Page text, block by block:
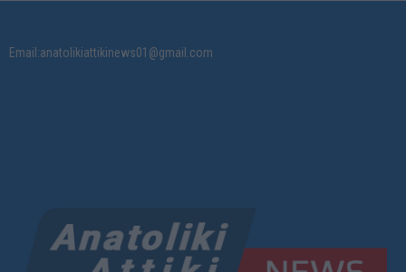
Email:anatolikiattikinews01@gmail.com